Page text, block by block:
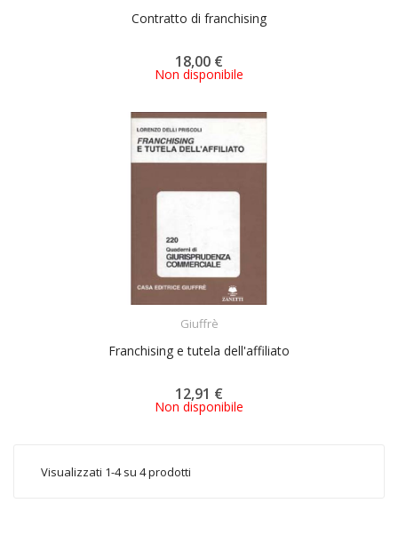
Contratto di franchising
18,00 €
Non disponibile
Giuffrè
Franchising e tutela dell'affiliato
12,91 €
Non disponibile
Visualizzati 1-4 su 4 prodotti